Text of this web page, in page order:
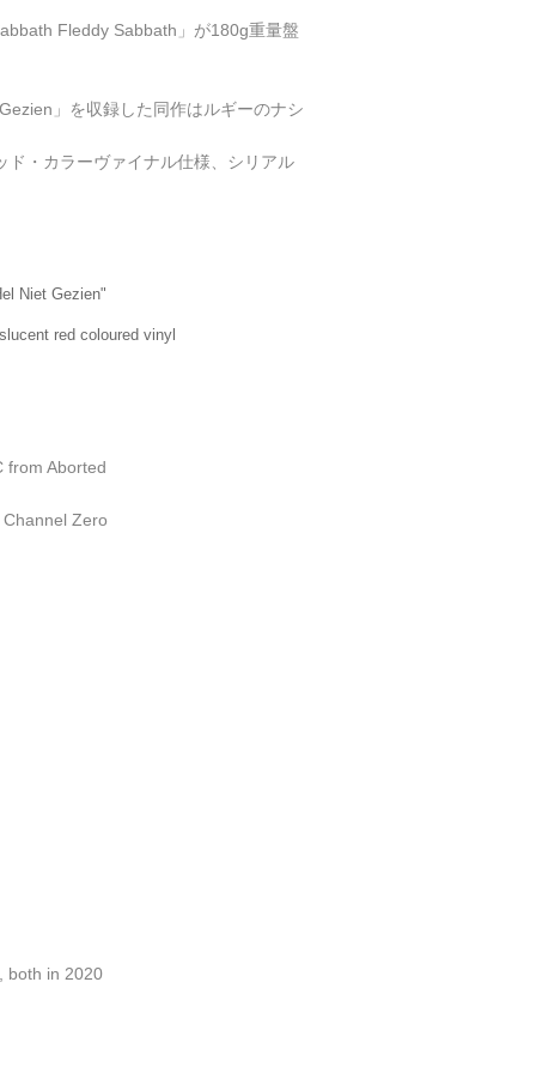
Fleddy Sabbath」が180g重量盤
」を収録した同作はルギーのナシ
・カラーヴァイナル仕様、シリアル
Niet Gezien"
red coloured vinyl
from Aborted
Zero
both in 2020